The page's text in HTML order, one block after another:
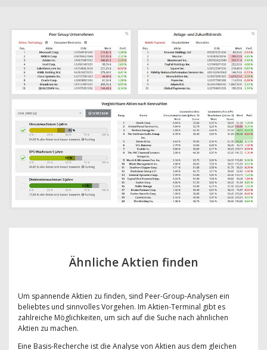
Ähnliche Aktien finden
Um spannende Aktien zu finden, sind Peer-Group-Analysen ein
beliebtes und sinnvolles Vorgehen. Im Aktien-Terminal gibt es
zahlreiche Möglichkeiten, um sich auf die Suche nach ähnlichen
Aktien zu machen.
Eine Basis-Recherche ist die Analyse von Aktien aus dem gleichen